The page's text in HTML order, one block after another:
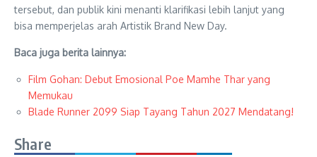
tersebut, dan publik kini menanti klarifikasi lebih lanjut yang
bisa memperjelas arah Artistik Brand New Day.
Baca juga berita lainnya:
Film Gohan: Debut Emosional Poe Mamhe Thar yang
Memukau
Blade Runner 2099 Siap Tayang Tahun 2027 Mendatang!
Share